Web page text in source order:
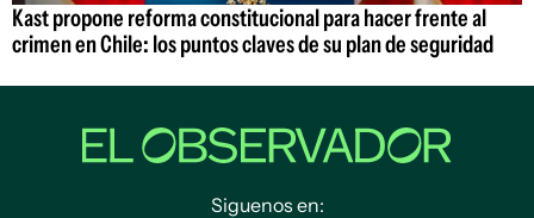
Kast propone reforma constitucional para hacer frente al
crimen en Chile: los puntos claves de su plan de seguridad
Siguenos en: